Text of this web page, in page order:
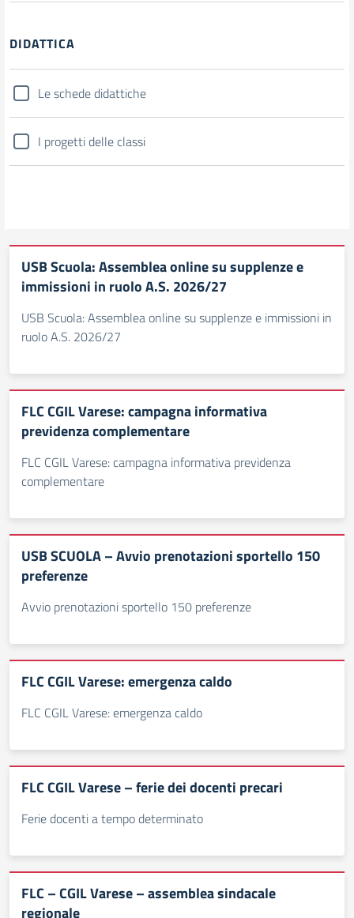
DIDATTICA
Le schede didattiche
I progetti delle classi
USB Scuola: Assemblea online su supplenze e
immissioni in ruolo A.S. 2026/27
USB Scuola: Assemblea online su supplenze e immissioni in
ruolo A.S. 2026/27
FLC CGIL Varese: campagna informativa
previdenza complementare
FLC CGIL Varese: campagna informativa previdenza
complementare
USB SCUOLA – Avvio prenotazioni sportello 150
preferenze
Avvio prenotazioni sportello 150 preferenze
FLC CGIL Varese: emergenza caldo
FLC CGIL Varese: emergenza caldo
FLC CGIL Varese – ferie dei docenti precari
Ferie docenti a tempo determinato
FLC – CGIL Varese – assemblea sindacale
regionale